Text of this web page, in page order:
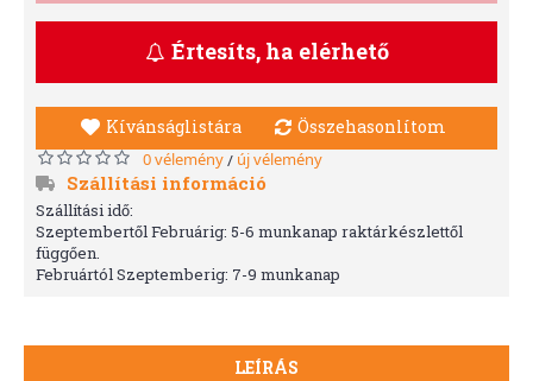
Értesíts, ha elérhető
Kívánságlistára Összehasonlítom
0 vélemény/ új vélemény
Szállítási információ
Szállítási idő:
Szeptembertől Februárig: 5-6 munkanap raktárkészlettől
függően.
Februártól Szeptemberig: 7-9 munkanap
LEÍRÁS